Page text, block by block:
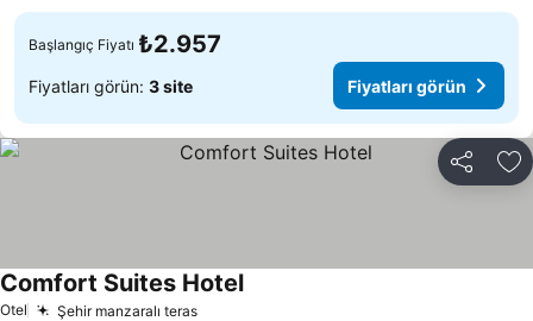
Başlangıç Fiyatı ₺2.957
Fiyatları görün: 3 site Fiyatları görün
Paylaş
Otel Şehir manzaralı teras
Comfort Suites Hotel